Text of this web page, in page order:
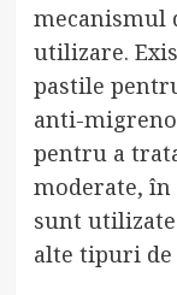
mecanismul
utilizare.
pastile
anti-
pentru a
moderate,
sunt
alte tipuri de